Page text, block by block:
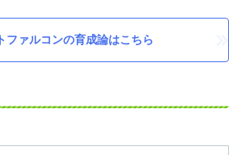
ファルコンの育成論はこちら